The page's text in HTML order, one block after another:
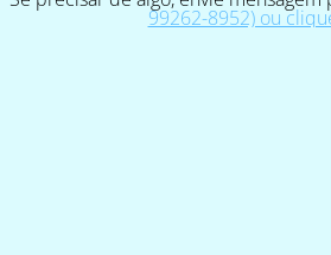
99262-8952) ou